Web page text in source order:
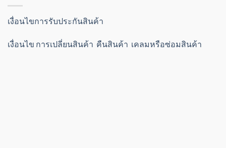
เงื่อนไขการรับประกันสินค้า
เงื่อนไข การเปลี่ยนสินค้า คืนสินค้า เคลมหรือซ่อมสินค้า